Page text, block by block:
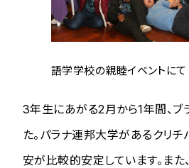
語学学校の親睦イベントにて
3年生にあがる2月から1年間、ブ
た。パラナ連邦大学があるクリ
安が比較的安定しています。ま